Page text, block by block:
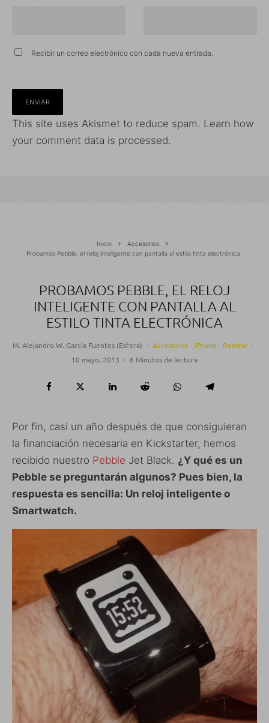
Recibir un correo electrónico con cada nueva entrada.
This site uses Akismet to reduce spam. Learn how
your comment data is processed.
Inicio
Accesorios
Probamos Pebble, el reloj inteligente con pantalla al estilo tinta electrónica
PROBAMOS PEBBLE, EL RELOJ
INTELIGENTE CON PANTALLA AL
ESTILO TINTA ELECTRÓNICA
M. Alejandro W. García Fuentes (Esfera) · Accesorios iPhone Review ·
10 mayo, 2013 · 6 Minutos de lectura
Por fin, casi un año después de que consiguieran
la financiación necesaria en Kickstarter, hemos
recibido nuestro Pebble Jet Black. ¿Y qué es un
Pebble se preguntarán algunos? Pues bien, la
respuesta es sencilla: Un reloj inteligente o
Smartwatch.